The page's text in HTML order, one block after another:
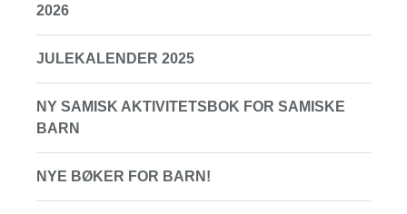
2026
JULEKALENDER 2025
NY SAMISK AKTIVITETSBOK FOR SAMISKE
BARN
NYE BØKER FOR BARN!